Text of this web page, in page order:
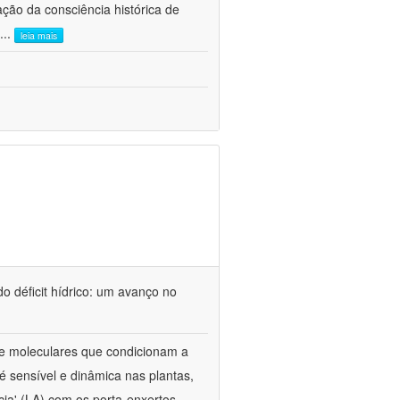
da consciência histórica de
...
leia mais
déficit hídrico: um avanço no
moleculares que condicionam a
sensível e dinâmica nas plantas,